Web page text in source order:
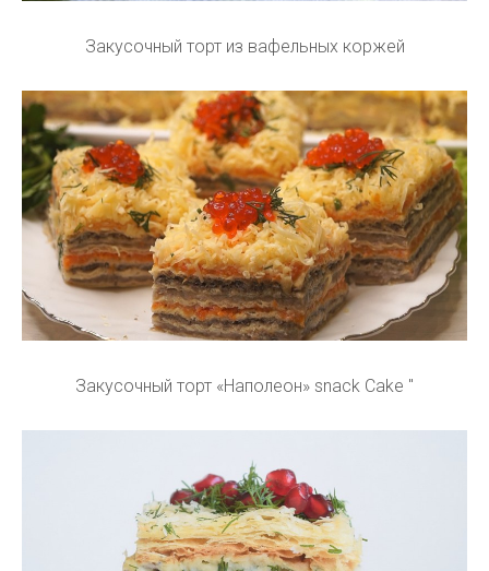
Закусочный торт из вафельных коржей
Закусочный торт «Наполеон» snack Cake "